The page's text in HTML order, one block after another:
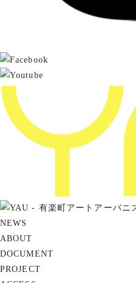
NEWS
ABOUT
DOCUMENT
PROJECT